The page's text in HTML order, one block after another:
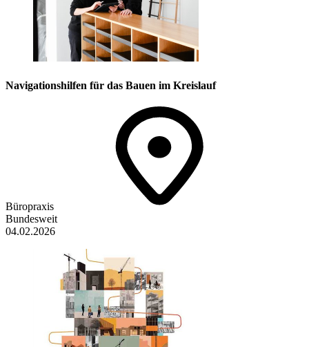
Navigationshilfen für das Bauen im Kreislauf
Büropraxis
Bundesweit
04.02.2026